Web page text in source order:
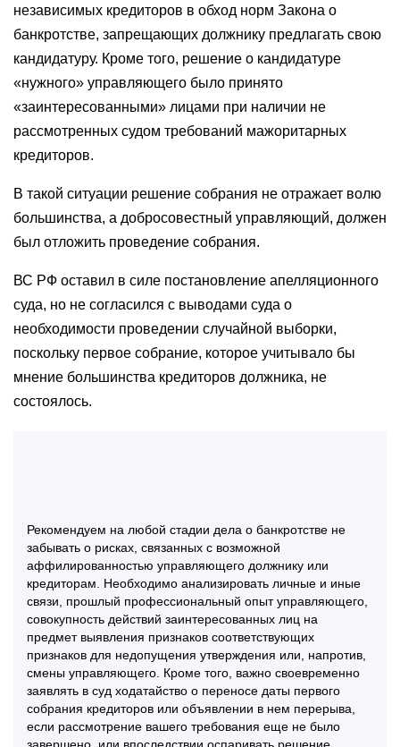
независимых кредиторов в обход норм Закона о
банкротстве, запрещающих должнику предлагать свою
кандидатуру. Кроме того, решение о кандидатуре
«нужного» управляющего было принято
«заинтересованными» лицами при наличии не
рассмотренных судом требований мажоритарных
кредиторов.
В такой ситуации решение собрания не отражает волю
большинства, а добросовестный управляющий, должен
был отложить проведение собрания.
ВС РФ оставил в силе постановление апелляционного
суда, но не согласился с выводами суда о
необходимости проведении случайной выборки,
поскольку первое собрание, которое учитывало бы
мнение большинства кредиторов должника, не
состоялось.
Рекомендуем на любой стадии дела о банкротстве не
забывать о рисках, связанных с возможной
аффилированностью управляющего должнику или
кредиторам. Необходимо анализировать личные и иные
связи, прошлый профессиональный опыт управляющего,
совокупность действий заинтересованных лиц на
предмет выявления признаков соответствующих
признаков для недопущения утверждения или, напротив,
смены управляющего. Кроме того, важно своевременно
заявлять в суд ходатайство о переносе даты первого
собрания кредиторов или объявлении в нем перерыва,
если рассмотрение вашего требования еще не было